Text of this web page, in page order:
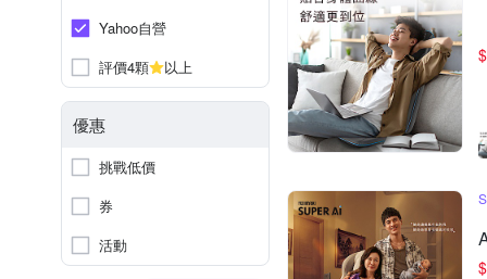
Yahoo自營
評價4顆
以上
優惠
挑戰低價
券
活動
$
$